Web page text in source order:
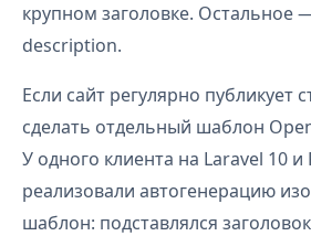
крупном заголовке. Остальное
description.
Если сайт регулярно публикует
сделать отдельный шаблон
У одного клиента на Laravel 10 и
реализовали автогенерацию
шаблон: подставлялся